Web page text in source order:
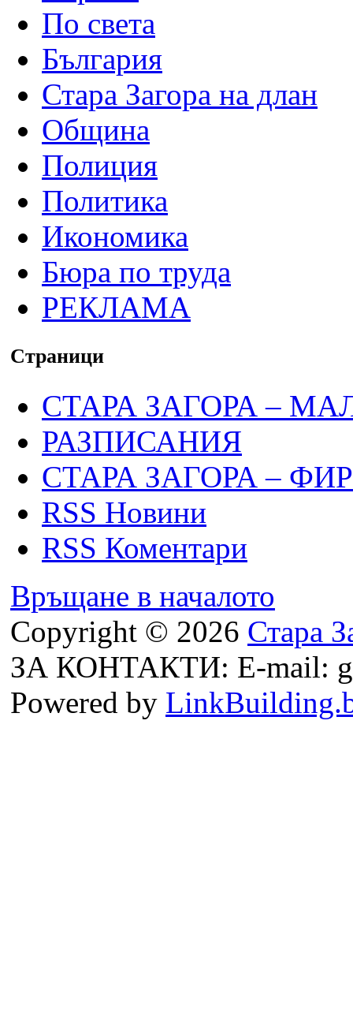
По света
България
Стара Загора на длан
Община
Полиция
Политика
Икономика
Бюра по труда
РЕКЛАМА
Страници
СТАРА ЗАГОРА –
РАЗПИСАНИЯ
СТАРА ЗАГОРА –
RSS Новини
RSS Коментари
Връщане в началото
Copyright © 2026 Стара
ЗА КОНТАКТИ: E-mail:
Powered by